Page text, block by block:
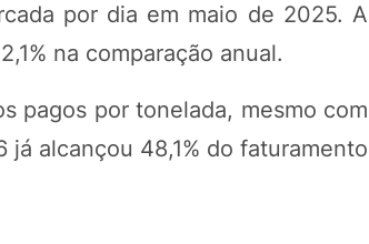
por dia em maio de 2025. A
na comparação anual.
pagos por tonelada, mesmo com
alcançou 48,1% do faturamento